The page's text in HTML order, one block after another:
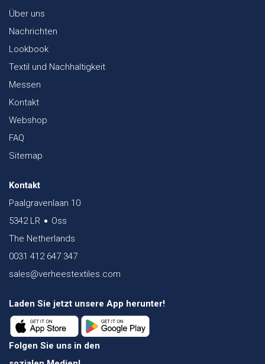
Über uns
Nachrichten
Lookbook
Textil und Nachhaltigkeit
Messen
Kontakt
Webshop
FAQ
Sitemap
Kontakt
Paalgravenlaan 10
5342 LR
Oss
The Netherlands
0031 412 647 347
sales@verheestextiles.com
Laden Sie jetzt unsere App herunter!
Folgen Sie uns in den